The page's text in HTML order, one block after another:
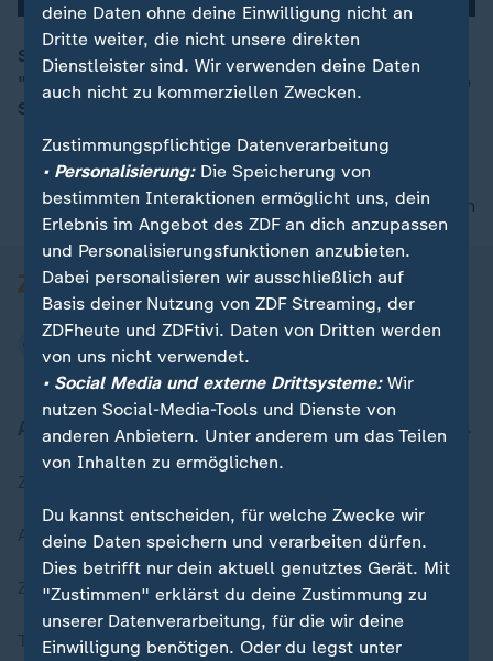
00:05
SPD-Kanzlerkandidat Martin Schulz rechnet mit einem
"steinigen" und "harten" Weg zur Bundestagswahl. Die
SPD sei aber eine kampferprobte Partei.
nach oben
Aktuell bei ZDFheute
Aktuelle Sendungs-Videos
ZDFheute Stories
Themen im Überblick
deine Daten ohne deine Einwilligung nicht an
Dritte weiter, die nicht unsere direkten
Dienstleister sind. Wir verwenden deine Daten
auch nicht zu kommerziellen Zwecken.
Zustimmungspflichtige Datenverarbeitung
• Personalisierung:Die Speicherung von
bestimmten Interaktionen ermöglicht uns, dein
Erlebnis im Angebot des ZDF an dich anzupassen
und Personalisierungsfunktionen anzubieten.
Dabei personalisieren wir ausschließlich auf
Basis deiner Nutzung von ZDF Streaming, der
ZDFheute und ZDFtivi. Daten von Dritten werden
von uns nicht verwendet.
• Social Media und externe Drittsysteme:Wir
nutzen Social-Media-Tools und Dienste von
anderen Anbietern. Unter anderem um das Teilen
von Inhalten zu ermöglichen.
Du kannst entscheiden, für welche Zwecke wir
deine Daten speichern und verarbeiten dürfen.
Dies betrifft nur dein aktuell genutztes Gerät. Mit
"Zustimmen" erklärst du deine Zustimmung zu
unserer Datenverarbeitung, für die wir deine
Einwilligung benötigen. Oder du legst unter